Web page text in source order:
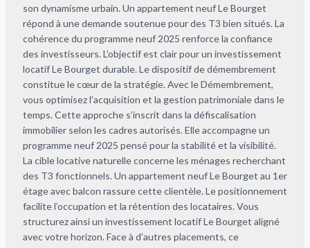
son dynamisme urbain. Un appartement neuf Le Bourget
répond à une demande soutenue pour des T3 bien situés. La
cohérence du programme neuf 2025 renforce la confiance
des investisseurs. L’objectif est clair pour un investissement
locatif Le Bourget durable. Le dispositif de démembrement
constitue le cœur de la stratégie. Avec le Démembrement,
vous optimisez l’acquisition et la gestion patrimoniale dans le
temps. Cette approche s’inscrit dans la défiscalisation
immobilier selon les cadres autorisés. Elle accompagne un
programme neuf 2025 pensé pour la stabilité et la visibilité.
La cible locative naturelle concerne les ménages recherchant
des T3 fonctionnels. Un appartement neuf Le Bourget au 1er
étage avec balcon rassure cette clientèle. Le positionnement
facilite l’occupation et la rétention des locataires. Vous
structurez ainsi un investissement locatif Le Bourget aligné
avec votre horizon. Face à d’autres placements, ce